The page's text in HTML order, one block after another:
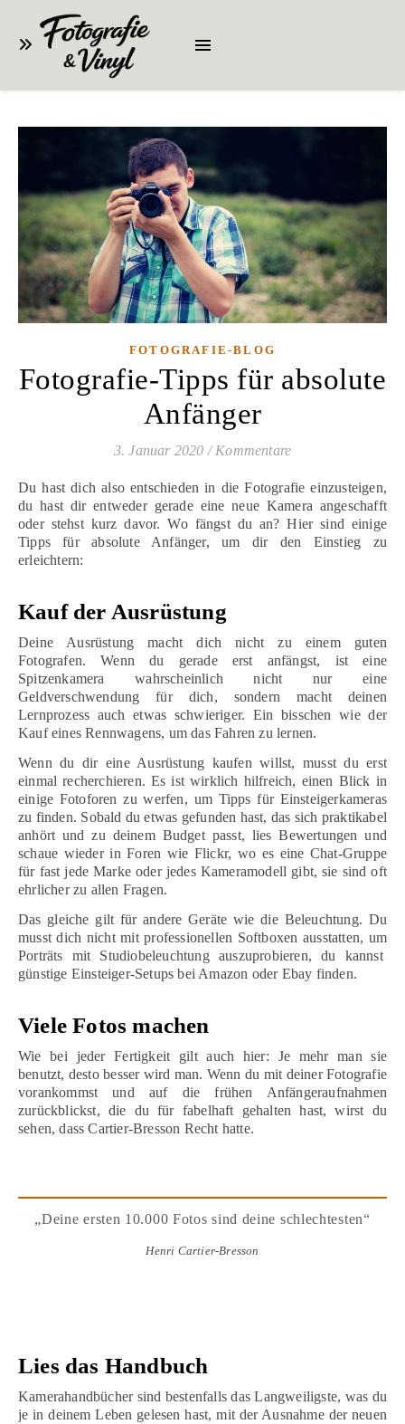
FOTOGRAFIE-BLOG
Fotografie-Tipps für absolute
Anfänger
3. Januar 2020 / Kommentare
Du hast dich also entschieden in die Fotografie einzusteigen,
du hast dir entweder gerade eine neue Kamera angeschafft
oder stehst kurz davor. Wo fängst du an? Hier sind einige
Tipps für absolute Anfänger, um dir den Einstieg zu
erleichtern:
Kauf der Ausrüstung
Deine Ausrüstung macht dich nicht zu einem guten
Fotografen. Wenn du gerade erst anfängst, ist eine
Spitzenkamera wahrscheinlich nicht nur eine
Geldverschwendung für dich, sondern macht deinen
Lernprozess auch etwas schwieriger. Ein bisschen wie der
Kauf eines Rennwagens, um das Fahren zu lernen.
Wenn du dir eine Ausrüstung kaufen willst, musst du erst
einmal recherchieren. Es ist wirklich hilfreich, einen Blick in
einige Fotoforen zu werfen, um Tipps für Einsteigerkameras
zu finden. Sobald du etwas gefunden hast, das sich praktikabel
anhört und zu deinem Budget passt, lies Bewertungen und
schaue wieder in Foren wie Flickr, wo es eine Chat-Gruppe
für fast jede Marke oder jedes Kameramodell gibt, sie sind oft
ehrlicher zu allen Fragen.
Das gleiche gilt für andere Geräte wie die Beleuchtung. Du
musst dich nicht mit professionellen Softboxen ausstatten, um
Porträts mit Studiobeleuchtung auszuprobieren, du kannst
günstige Einsteiger-Setups bei Amazon oder Ebay finden.
Viele Fotos machen
Wie bei jeder Fertigkeit gilt auch hier: Je mehr man sie
benutzt, desto besser wird man. Wenn du mit deiner Fotografie
vorankommst und auf die frühen Anfängeraufnahmen
zurückblickst, die du für fabelhaft gehalten hast, wirst du
sehen, dass Cartier-Bresson Recht hatte.
„Deine ersten 10.000 Fotos sind deine schlechtesten“
Henri Cartier-Bresson
Lies das Handbuch
Kamerahandbücher sind bestenfalls das Langweiligste, was du
je in deinem Leben gelesen hast, mit der Ausnahme der neuen